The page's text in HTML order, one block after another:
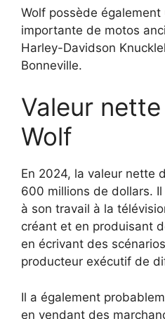
Wolf possède également
importante de motos
Harley-Davidson
Bonneville.
Valeur
Wolf
En 2024, la valeur nette
600 millions de dollars.
à son travail à la
créant et en produisant
en écrivant des
producteur exécutif de
Il a également
en vendant des